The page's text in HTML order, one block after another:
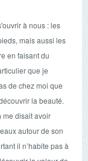
à nous : les
mais aussi les
en faisant du
que je
de chez moi que
la beauté.
me disait avoir
autour de son
il n’habite pas à